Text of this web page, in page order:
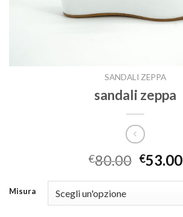
SANDALI ZEPPA
sandali zeppa
€80.00 €53.00
Misura